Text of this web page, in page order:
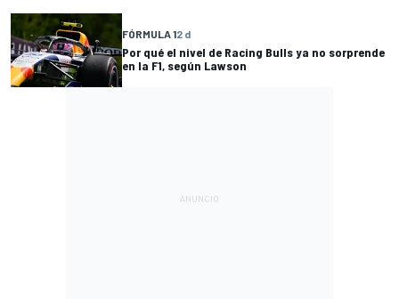
FÓRMULA 12 d
Por qué el nivel de Racing Bulls ya no sorprende
en la F1, según Lawson